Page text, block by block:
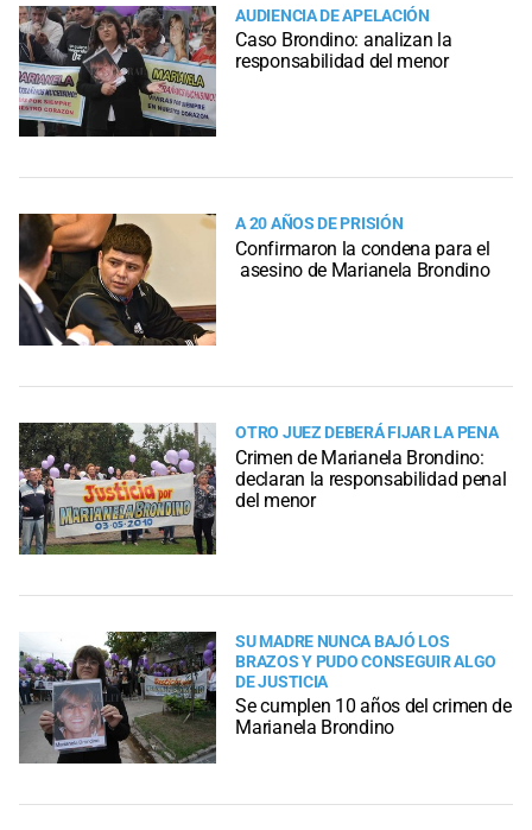
AUDIENCIA DE APELACIÓN
Caso Brondino: analizan la
responsabilidad del menor
A 20 AÑOS DE PRISIÓN
Confirmaron la condena para el
asesino de Marianela Brondino
OTRO JUEZ DEBERÁ FIJAR LA PENA
Crimen de Marianela Brondino:
declaran la responsabilidad penal
del menor
SU MADRE NUNCA BAJÓ LOS
BRAZOS Y PUDO CONSEGUIR ALGO
DE JUSTICIA
Se cumplen 10 años del crimen de
Marianela Brondino